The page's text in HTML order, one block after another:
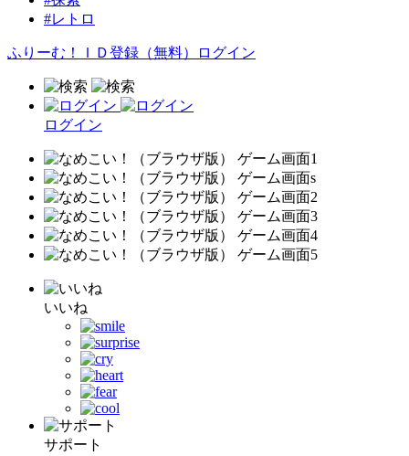
#レトロ
ふりーむ！ＩＤ登録（無料） ログイン
ログイン
いいね
サポート